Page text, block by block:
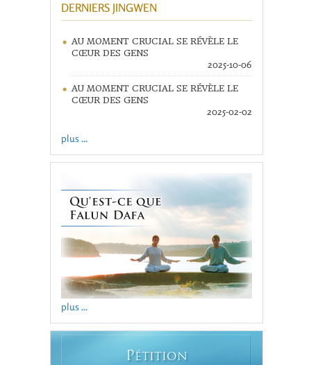
DERNIERS JINGWEN
AU MOMENT CRUCIAL SE RÉVÈLE LE
CŒUR DES GENS
2025-10-06
AU MOMENT CRUCIAL SE RÉVÈLE LE
CŒUR DES GENS
2025-02-02
plus ...
plus ...
PÉTITION